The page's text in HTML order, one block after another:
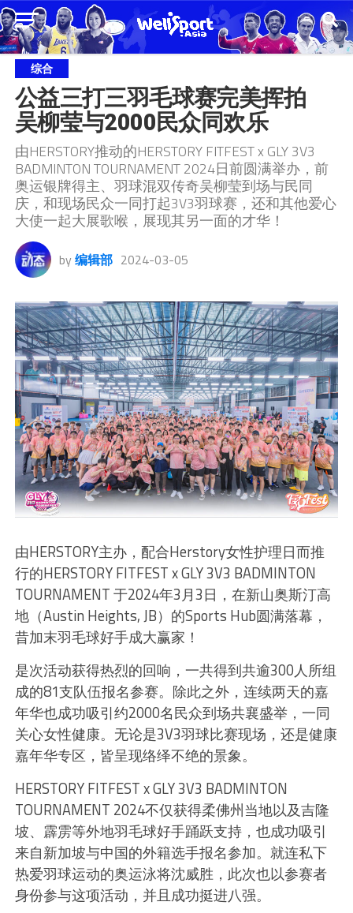
综合
公益三打三羽毛球赛完美挥拍
吴柳莹与2000民众同欢乐
由HERSTORY推动的HERSTORY FITFEST x GLY 3V3
BADMINTON TOURNAMENT 2024日前圆满举办，前
奥运银牌得主、羽球混双传奇吴柳莹到场与民同
庆，和现场民众一同打起3V3羽球赛，还和其他爱心
大使一起大展歌喉，展现其另一面的才华！
by 编辑部 2024-03-05
由HERSTORY主办，配合Herstory女性护理日而推
行的HERSTORY FITFEST x GLY 3V3 BADMINTON
TOURNAMENT 于2024年3月3日，在新山奥斯汀高
地（Austin Heights, JB）的Sports Hub圆满落幕，
昔加末羽毛球好手成大赢家！
是次活动获得热烈的回响，一共得到共逾300人所组
成的81支队伍报名参赛。除此之外，连续两天的嘉
年华也成功吸引约2000名民众到场共襄盛举，一同
关心女性健康。无论是3V3羽球比赛现场，还是健康
嘉年华专区，皆呈现络绎不绝的景象。
HERSTORY FITFEST x GLY 3V3 BADMINTON
TOURNAMENT 2024不仅获得柔佛州当地以及吉隆
坡、霹雳等外地羽毛球好手踊跃支持，也成功吸引
来自新加坡与中国的外籍选手报名参加。就连私下
热爱羽球运动的奥运泳将沈威胜，此次也以参赛者
身份参与这项活动，并且成功挺进八强。